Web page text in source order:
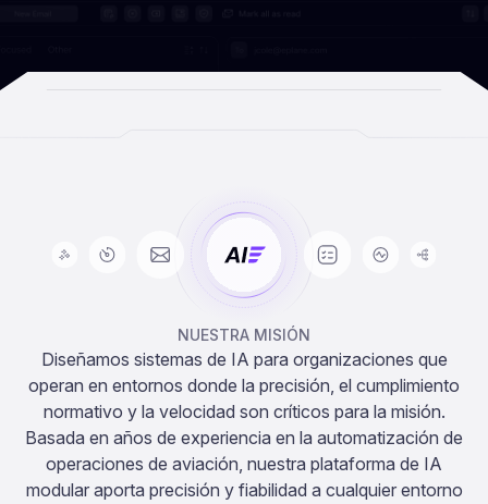
NUESTRA MISIÓN
Diseñamos sistemas de IA para organizaciones que
operan en entornos donde la precisión, el cumplimiento
normativo y la velocidad son críticos para la misión.
Basada en años de experiencia en la automatización de
operaciones de aviación, nuestra plataforma de IA
modular aporta precisión y fiabilidad a cualquier entorno